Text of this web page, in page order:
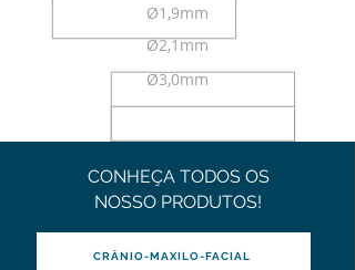
Ø1,9mm
Ø2,1mm
Ø3,0mm
CONHEÇA TODOS OS
NOSSO PRODUTOS!
CRÂNIO-MAXILO-FACIAL